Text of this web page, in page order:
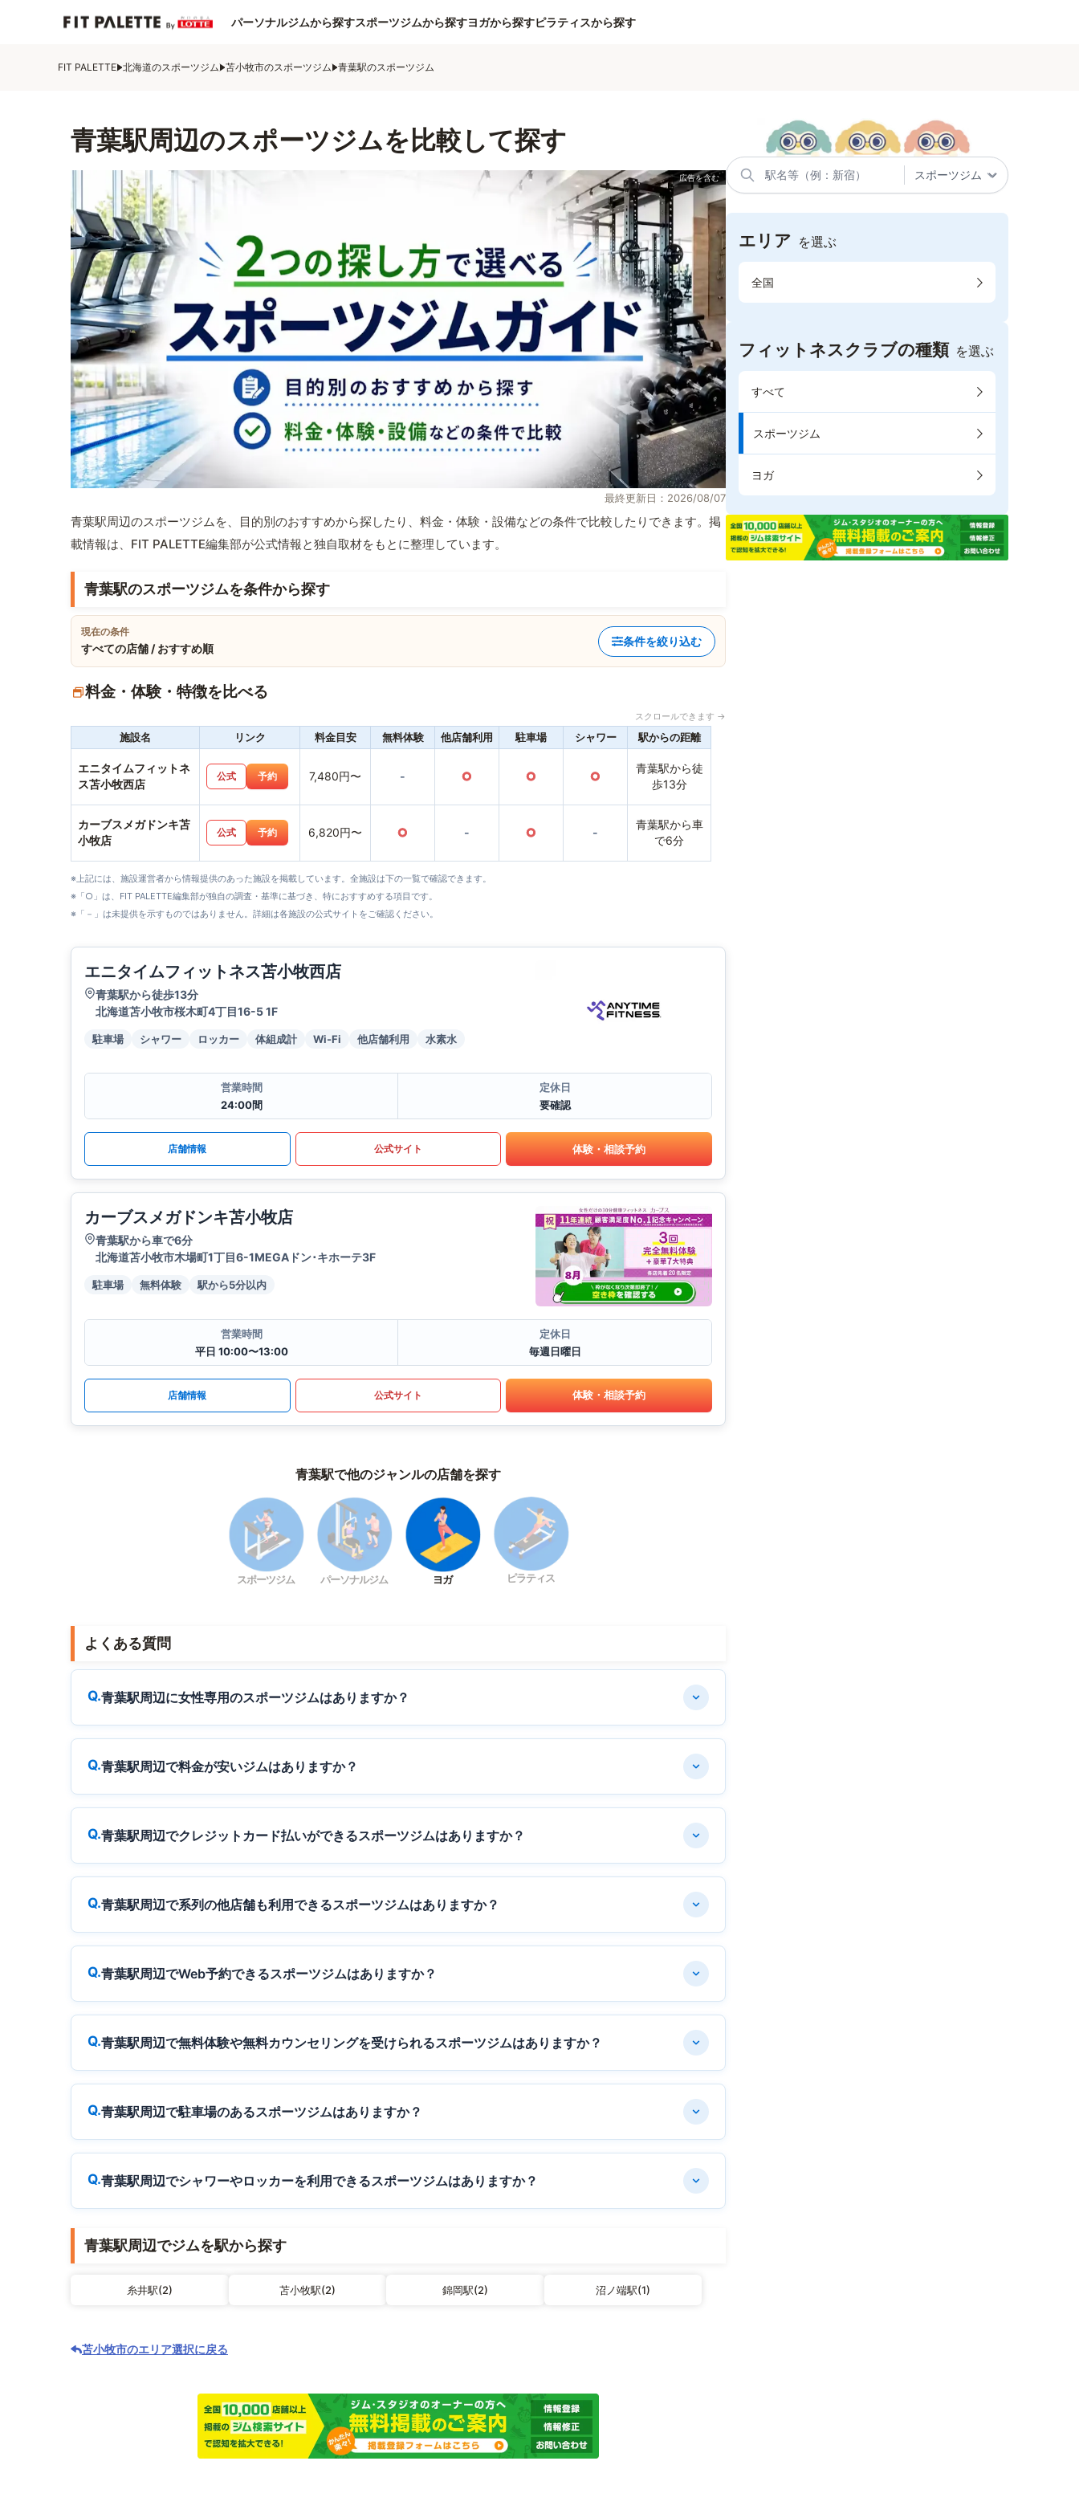
パーソナルジムから探すスポーツジムから探すヨガから探すピラティスから探す
FIT PALETTE 北海道のスポーツジム 苫小牧市のスポーツジム 青葉駅のスポーツジム
青葉駅周辺のスポーツジムを比較して探す
最終更新日：2026/08/07
青葉駅周辺のスポーツジムを、目的別のおすすめから探したり、料金・体験・設備などの条件で比較したりできます。掲
載情報は、FIT PALETTE編集部が公式情報と独自取材をもとに整理しています。
青葉駅のスポーツジムを条件から探す
現在の条件
すべての店舗 / おすすめ順
条件を絞り込む
料金・体験・特徴を比べる
スクロールできます →
施設名 リンク 料金目安 無料体験 他店舗利用 駐車場 シャワー 駅からの距離
エニタイムフィットネ
ス苫小牧西店
公式 予約 7,480円〜 - ○ ○ ○
青葉駅から徒
歩13分
カーブスメガドンキ苫
小牧店
公式 予約 6,820円〜 ○ - ○ -
青葉駅から車
で6分
※上記には、施設運営者から情報提供のあった施設を掲載しています。全施設は下の一覧で確認できます。
※「○」は、FIT PALETTE編集部が独自の調査・基準に基づき、特におすすめする項目です。
※「－」は未提供を示すものではありません。詳細は各施設の公式サイトをご確認ください。
エニタイムフィットネス苫小牧西店
青葉駅から徒歩13分
北海道苫小牧市桜木町4丁目16-5 1F
駐車場 シャワー ロッカー 体組成計 Wi-Fi 他店舗利用 水素水
営業時間
24:00間
定休日
要確認
店舗情報 公式サイト 体験・相談予約
カーブスメガドンキ苫小牧店
青葉駅から車で6分
北海道苫小牧市木場町1丁目6-1MEGAドン･キホーテ3F
駐車場 無料体験 駅から5分以内
営業時間
平日 10:00〜13:00
定休日
毎週日曜日
店舗情報 公式サイト 体験・相談予約
青葉駅で他のジャンルの店舗を探す
スポーツジム パーソナルジム ヨガ ピラティス
よくある質問
青葉駅周辺に女性専用のスポーツジムはありますか？
青葉駅周辺で料金が安いジムはありますか？
青葉駅周辺でクレジットカード払いができるスポーツジムはありますか？
青葉駅周辺で系列の他店舗も利用できるスポーツジムはありますか？
青葉駅周辺でWeb予約できるスポーツジムはありますか？
青葉駅周辺で無料体験や無料カウンセリングを受けられるスポーツジムはありますか？
青葉駅周辺で駐車場のあるスポーツジムはありますか？
青葉駅周辺でシャワーやロッカーを利用できるスポーツジムはありますか？
青葉駅周辺でジムを駅から探す
糸井駅(2) 苫小牧駅(2) 錦岡駅(2) 沼ノ端駅(1)
苫小牧市のエリア選択に戻る
エリア を選ぶ
全国
フィットネスクラブの種類 を選ぶ
すべて
スポーツジム
ヨガ